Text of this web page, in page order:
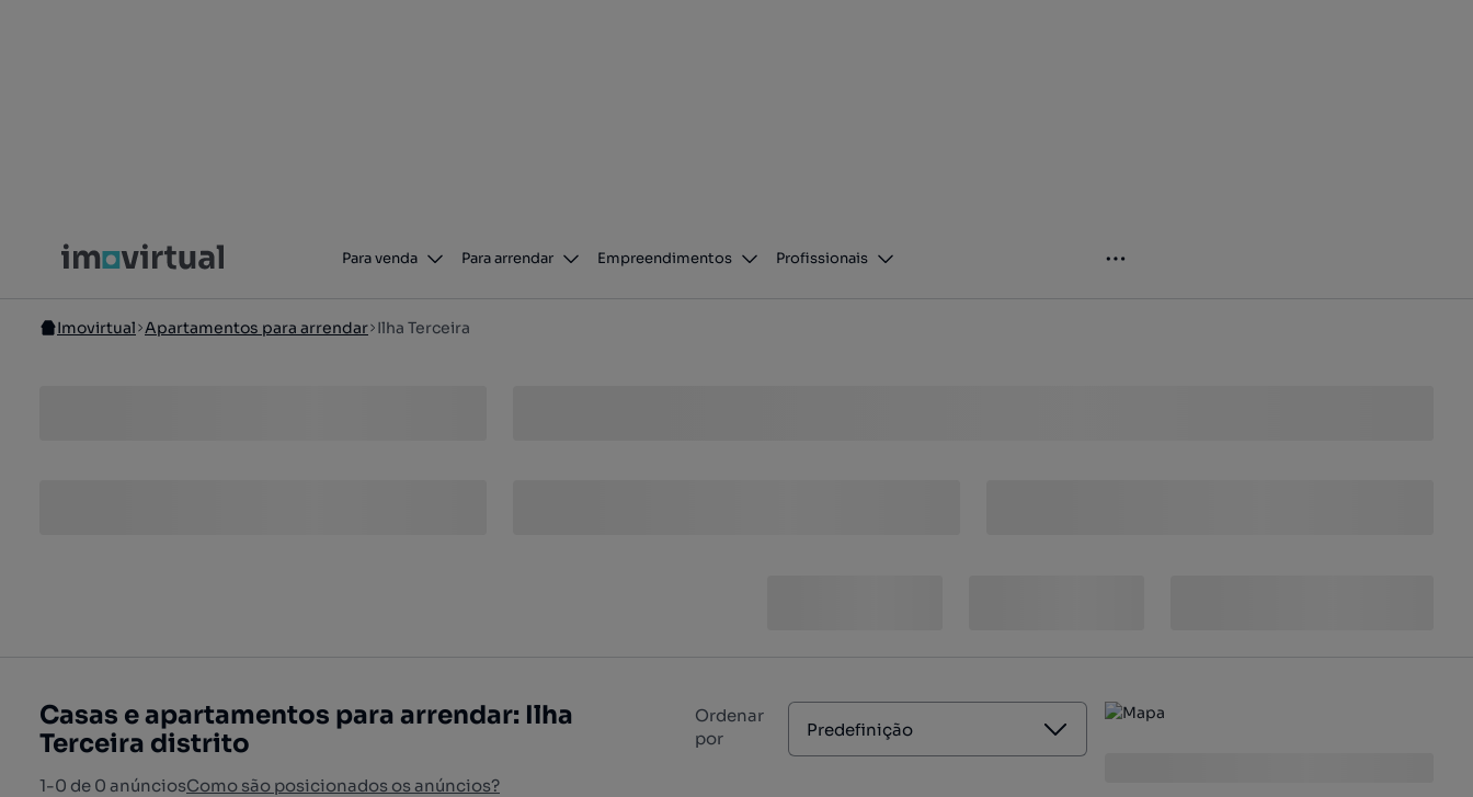
Para venda Para arrendar Empreendimentos Profissionais
Imovirtual Apartamentos para arrendar Ilha Terceira
Casas e apartamentos para arrendar: Ilha
Terceira distrito
1-0 de 0 anúnciosComo são posicionados os anúncios?
Ordenar
por
Predefinição